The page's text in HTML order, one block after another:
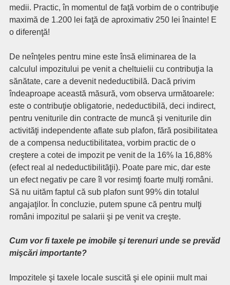
medii. Practic, în momentul de faţă vorbim de o contribuţie
maximă de 1.200 lei faţă de aproximativ 250 lei înainte! E
o diferenţă!
De neînţeles pentru mine este însă eliminarea de la
calculul impozitului pe venit a cheltuielii cu contribuţia la
sănătate, care a devenit nedeductibilă. Dacă privim
îndeaproape această măsură, vom observa următoarele:
este o contribuţie obligatorie, nedeductibilă, deci indirect,
pentru veniturile din contracte de muncă şi veniturile din
activităţi independente aflate sub plafon, fără posibilitatea
de a compensa neductibilitatea, vorbim practic de o
creştere a cotei de impozit pe venit de la 16% la 16,88%
(efect real al nedeductibilităţii). Poate pare mic, dar este
un efect negativ pe care îl vor resimţi foarte mulţi români.
Să nu uităm faptul că sub plafon sunt 99% din totalul
angajaţilor. În concluzie, putem spune că pentru mulţi
români impozitul pe salarii şi pe venit va creşte.
Cum vor fi taxele pe imobile şi terenuri unde se prevăd
mişcări importante?
Impozitele şi taxele locale suscită şi ele opinii mult mai